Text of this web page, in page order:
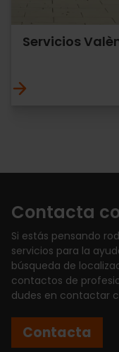
Servicios
Contacta
Si estás pensando
servicios para la
búsqueda de
contactos de
dudes en contactar
Contacta